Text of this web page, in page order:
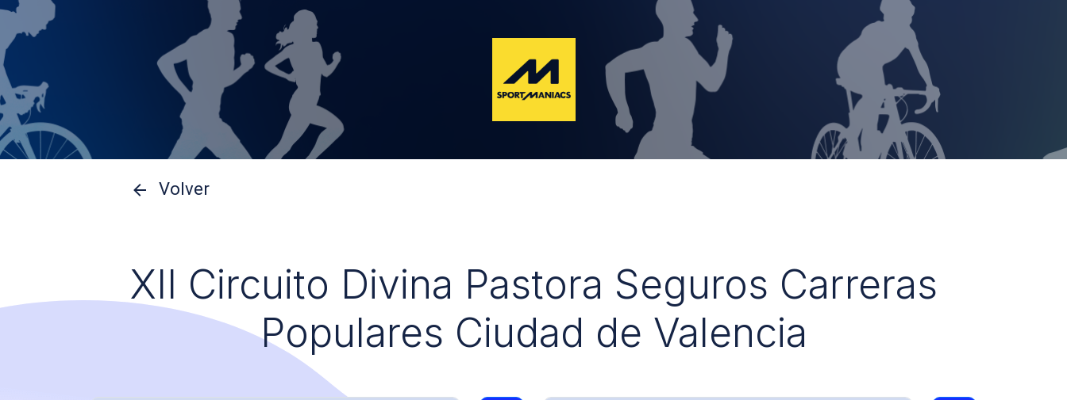
Volver
XII Circuito Divina Pastora Seguros Carreras
Populares Ciudad de Valencia